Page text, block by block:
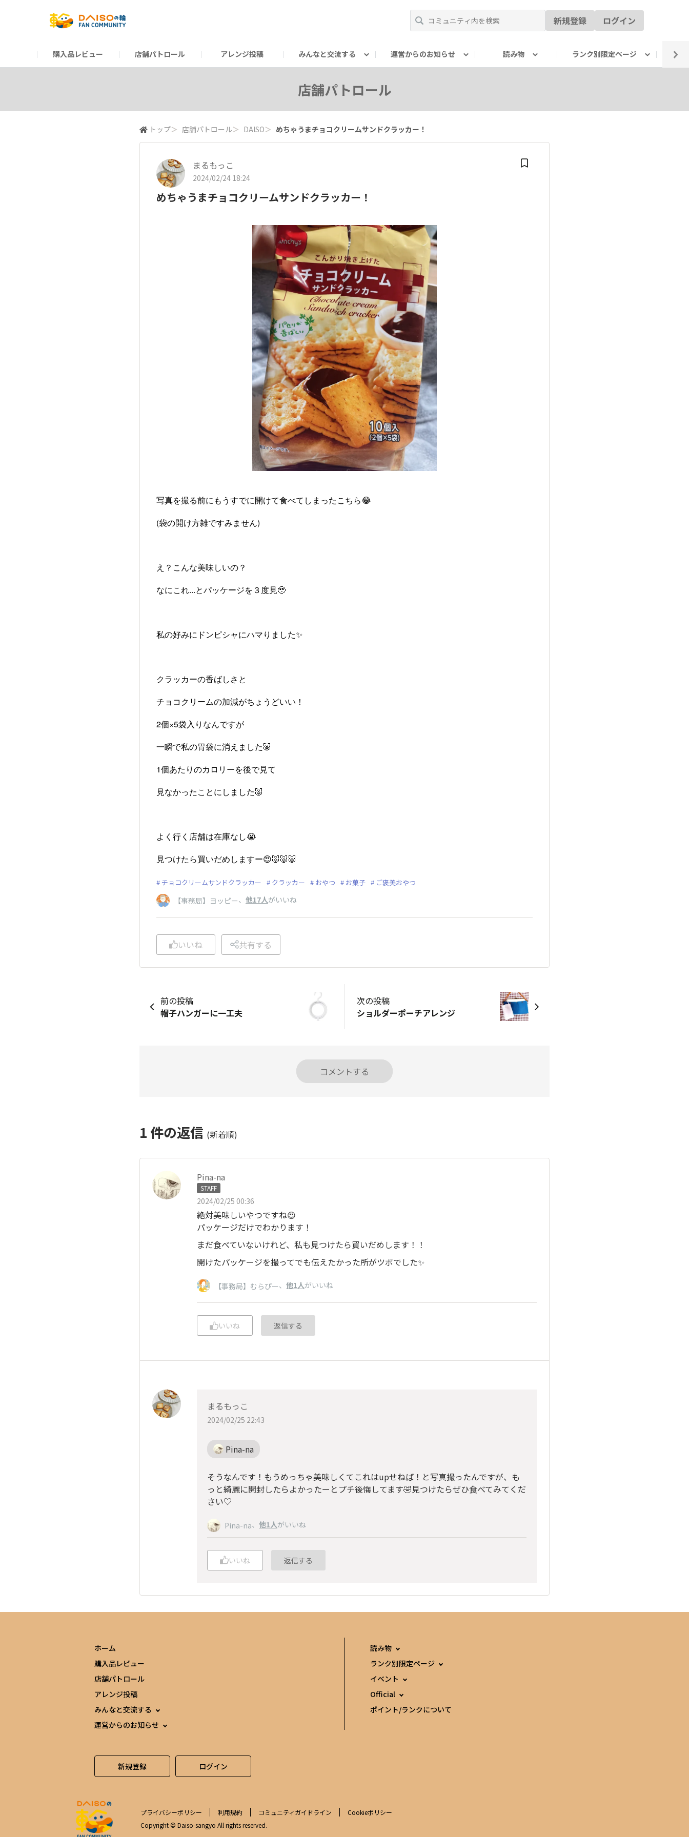
新規登録 ログイン
購入品レビュー 店舗パトロール アレンジ投稿 みんなと交流する 運営からのお知らせ 読み物 ランク別限定ページ
店舗パトロール
トップ＞ 店舗パトロール＞ DAISO＞ めちゃうまチョコクリームサンドクラッカー！
まるもっこ
2024/02/24 18:24
めちゃうまチョコクリームサンドクラッカー！
写真を撮る前にもうすでに開けて食べてしまったこちら😂
(袋の開け方雑ですみません)
え？こんな美味しいの？
なにこれ...とパッケージを３度見🥹
私の好みにドンピシャにハマりました✨
クラッカーの香ばしさと
チョコクリームの加減がちょうどいい！
2個×5袋入りなんですが
一瞬で私の胃袋に消えました🐷
1個あたりのカロリーを後で見て
見なかったことにしました🐷
よく行く店舗は在庫なし😭
見つけたら買いだめしますー😍🐷🐷🐷
チョコクリームサンドクラッカー クラッカー おやつ お菓子 ご褒美おやつ
【事務局】ヨッピー、 他17人がいいね
いいね 共有する
前の投稿
帽子ハンガーに一工夫
次の投稿
ショルダーポーチアレンジ
コメントする
1 件の返信 (新着順)
Pina-na
STAFF
2024/02/25 00:36
絶対美味しいやつですね😍
パッケージだけでわかります！
まだ食べていないけれど、私も見つけたら買いだめします！！
開けたパッケージを撮ってでも伝えたかった所がツボでした✨
【事務局】むらぴー、 他1人がいいね
いいね 返信する
まるもっこ
2024/02/25 22:43
Pina-na
そうなんです！もうめっちゃ美味しくてこれはupせねば！と写真撮ったんですが、も
っと綺麗に開封したらよかったーとプチ後悔してます🤣見つけたらぜひ食べてみてくだ
さい♡
Pina-na、 他1人がいいね
いいね 返信する
ホーム
購入品レビュー
店舗パトロール
アレンジ投稿
みんなと交流する
運営からのお知らせ
読み物
ランク別限定ページ
イベント
Official
ポイント/ランクについて
新規登録 ログイン
プライバシーポリシー 利用規約 コミュニティガイドライン
Cookieポリシー
Copyright © Daiso-sangyo All rights reserved.